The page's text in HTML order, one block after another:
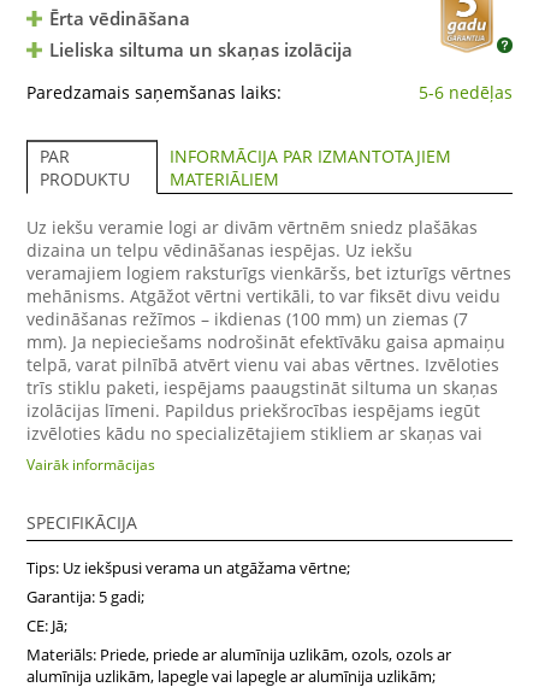
Ērta vēdināšana
Lieliska siltuma un skaņas izolācija
Paredzamais saņemšanas laiks: 5-6 nedēļas
PAR
PRODUKTU
INFORMĀCIJA PAR IZMANTOTAJIEM
MATERIĀLIEM
Uz iekšu veramie logi ar divām vērtnēm sniedz plašākas
dizaina un telpu vēdināšanas iespējas. Uz iekšu
veramajiem logiem raksturīgs vienkāršs, bet izturīgs vērtnes
mehānisms. Atgāžot vērtni vertikāli, to var fiksēt divu veidu
vedināšanas režīmos – ikdienas (100 mm) un ziemas (7
mm). Ja nepieciešams nodrošināt efektīvāku gaisa apmaiņu
telpā, varat pilnībā atvērt vienu vai abas vērtnes. Izvēloties
trīs stiklu paketi, iespējams paaugstināt siltuma un skaņas
izolācijas līmeni. Papildus priekšrocības iespējams iegūt
izvēloties kādu no specializētajiem stikliem ar skaņas vai
saules staru aizsardzību.
Vairāk informācijas
SPECIFIKĀCIJA
Tips: Uz iekšpusi verama un atgāžama vērtne;
Garantija: 5 gadi;
CE: Jā;
Materiāls: Priede, priede ar alumīnija uzlikām, ozols, ozols ar
alumīnija uzlikām, lapegle vai lapegle ar alumīnija uzlikām;